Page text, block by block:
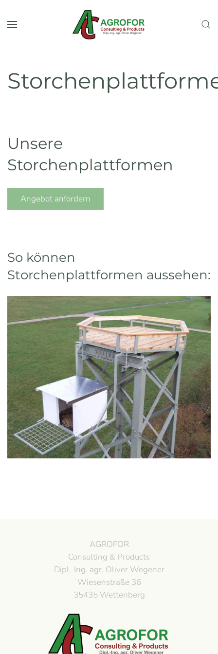
Zum Hauptinhalt springen
Unsere
Storchenplattformen
Angebot anfordern
So können
Storchenplattformen aussehen:
AGROFOR
Consulting & Products
Dipl.-Ing. agr. Oliver Wegener
Wiesenstraße 36
35435 Wettenberg